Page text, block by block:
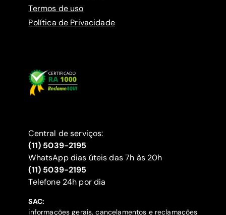
Termos de uso
Política de Privacidade
Central de serviços:
(11) 5039-2195
WhatsApp dias úteis das 7h às 20h
(11) 5039-2195
‍Telefone 24h por dia
SAC:
informações gerais, cancelamentos e reclamações